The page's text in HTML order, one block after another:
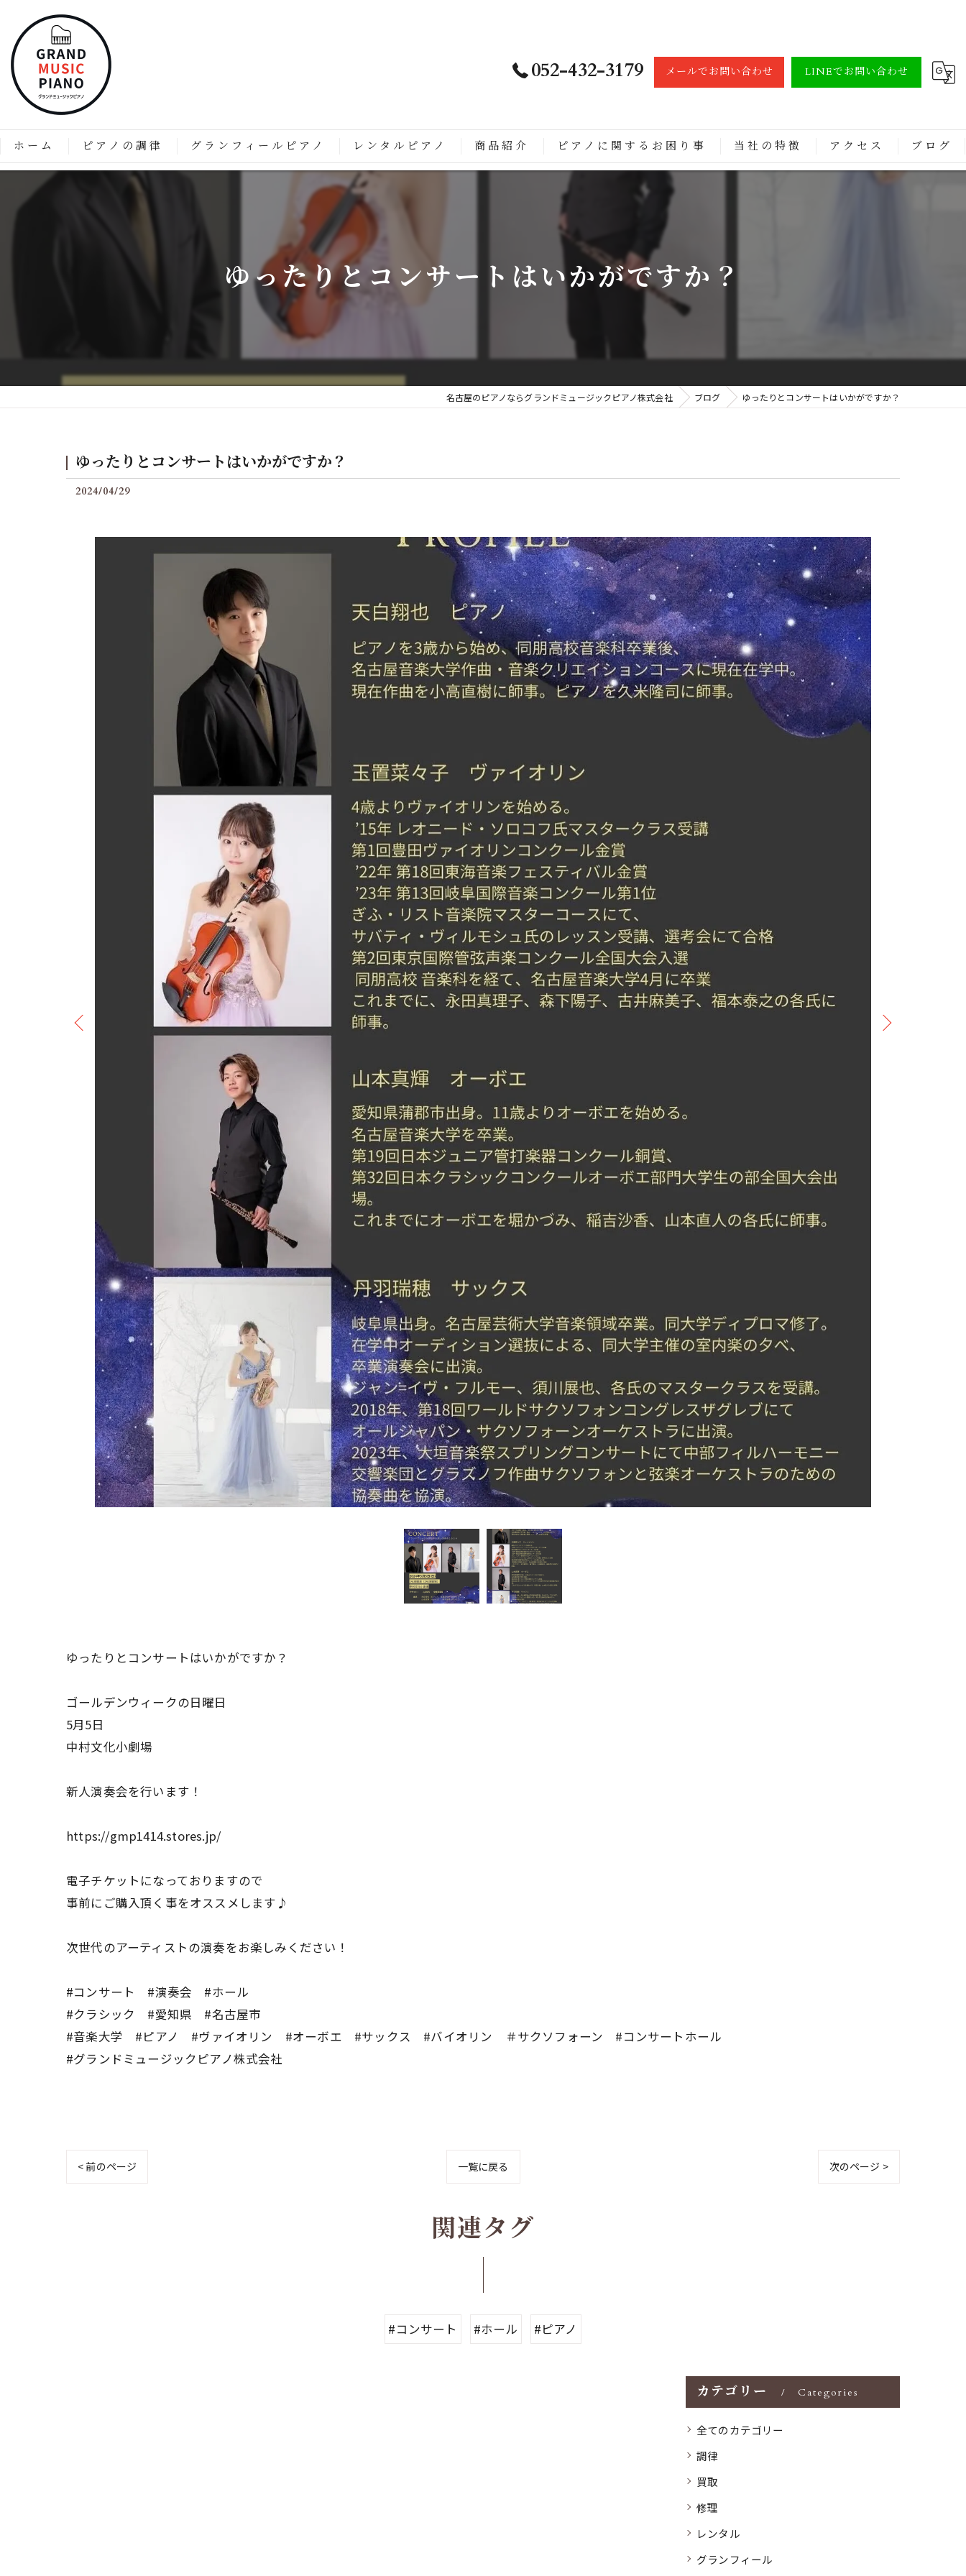
052-432-3179 メールでお問い合わせ LINEでお問い合わせ
ホーム ピアノの調律
ピアノの調律はなぜ必要なのか？
グランフィールピアノ
「グランフィール」技術とは
グランフィールピアノの特徴
グランフィールピアノのここがすごい
グランドピアノのようなアップライトピアノに生まれ変わるまでの流れ
後付けグランフィールの料金
レンタルピアノ 商品紹介 ピアノに関するお困り事 当社の特徴 アクセス ブログ
ゆったりとコンサートはいかがですか？
名古屋のピアノならグランドミュージックピアノ株式会社 ブログ ゆったりとコンサートはいかがですか？
ゆったりとコンサートはいかがですか？
2024/04/29
ゆったりとコンサートはいかがですか？
ゴールデンウィークの日曜日
5月5日
中村文化小劇場
新人演奏会を行います！
https://gmp1414.stores.jp/
電子チケットになっておりますので
事前にご購入頂く事をオススメします♪
次世代のアーティストの演奏をお楽しみください！
#コンサート #演奏会 #ホール
#クラシック #愛知県 #名古屋市
#音楽大学 #ピアノ #ヴァイオリン #オーボエ #サックス #バイオリン ＃サクソフォーン #コンサートホール
#グランドミュージックピアノ株式会社
< 前のページ 一覧に戻る 次のページ >
関連タグ
#コンサート #ホール #ピアノ
カテゴリー Categories
全てのカテゴリー
調律
買取
修理
レンタル
グランフィール